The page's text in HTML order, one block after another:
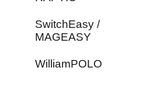
SwitchEasy /
MAGEASY
WilliamPOLO